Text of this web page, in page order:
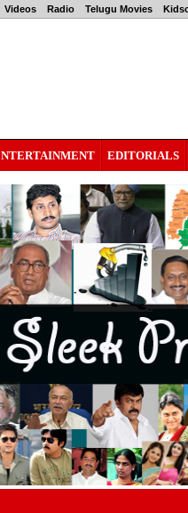
Videos Radio Telugu Movies
EDITORIALS